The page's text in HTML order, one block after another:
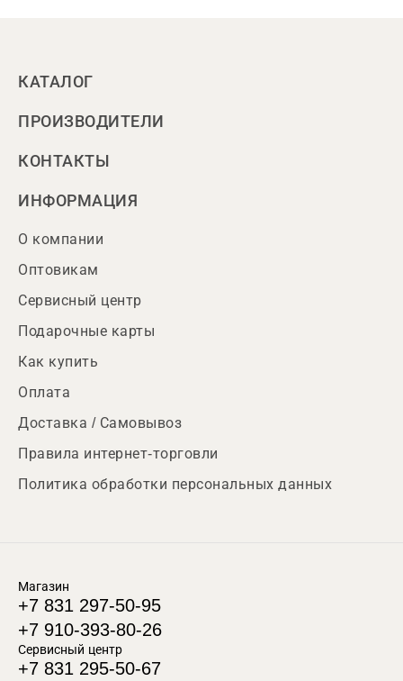
КАТАЛОГ
ПРОИЗВОДИТЕЛИ
КОНТАКТЫ
ИНФОРМАЦИЯ
О компании
Оптовикам
Сервисный центр
Подарочные карты
Как купить
Оплата
Доставка / Самовывоз
Правила интернет-торговли
Политика обработки персональных данных
Магазин
+7 831 297-50-95
+7 910-393-80-26
Сервисный центр
+7 831 295-50-67